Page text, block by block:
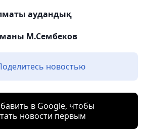
аудандық
М.Сембеков
новостью
в Google, чтобы
новости первым